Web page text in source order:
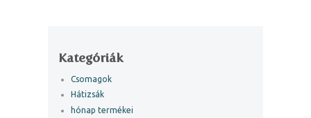
Kategóriák
Csomagok
Hátizsák
hónap termékei